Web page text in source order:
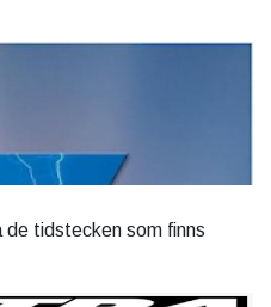
tidstecken som finns